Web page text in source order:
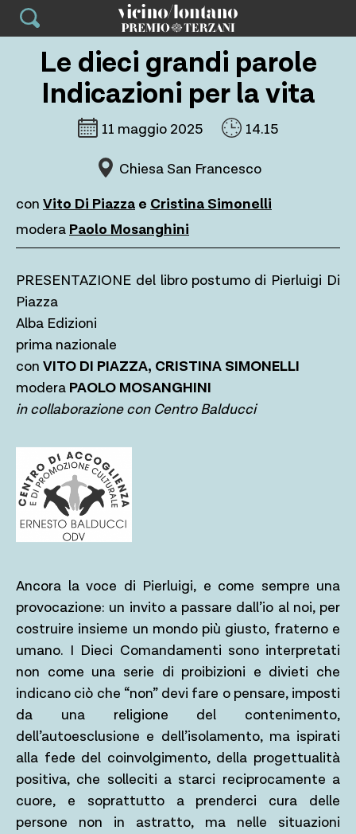
Skip
contentLe dieci grandi parole
Indicazioni per la vita
11 maggio 2025 14.15
Chiesa San Francesco
con Vito Di Piazza e Cristina Simonelli
modera Paolo Mosanghini
PRESENTAZIONE del libro postumo di Pierluigi Di
Piazza
Alba Edizioni
prima nazionale
con VITO DI PIAZZA, CRISTINA SIMONELLI
modera PAOLO MOSANGHINI
in collaborazione con Centro Balducci
Ancora la voce di Pierluigi, e come sempre una
provocazione: un invito a passare dall’io al noi, per
costruire insieme un mondo più giusto, fraterno e
umano. I Dieci Comandamenti sono interpretati
non come una serie di proibizioni e divieti che
indicano ciò che “non” devi fare o pensare, imposti
da una religione del contenimento,
dell’autoesclusione e dell’isolamento, ma ispirati
alla fede del coinvolgimento, della progettualità
positiva, che solleciti a starci reciprocamente a
cuore, e soprattutto a prenderci cura delle
persone non in astratto, ma nelle situazioni